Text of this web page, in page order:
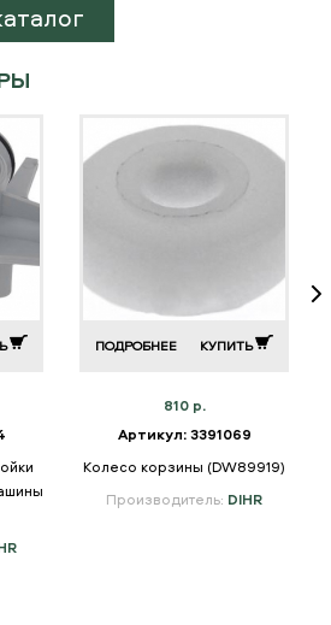
ПОДРОБНЕЕ КУПИТЬ
810 р.
Артикул: 3391069
Колесо корзины (DW89919)
Производитель: DIHR